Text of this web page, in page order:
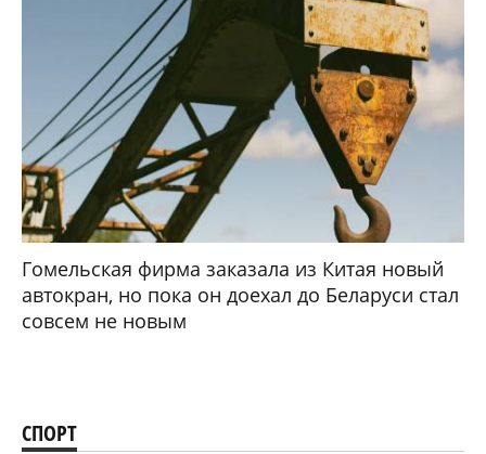
Гомельская фирма заказала из Китая новый
автокран, но пока он доехал до Беларуси стал
совсем не новым
СПОРТ